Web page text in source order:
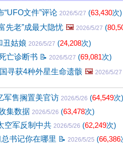
文件”评论 2026/5/27 (63,430次)
先老”成最大隐忧 🖼️ 2026/5/27 (
丑姑娘 2026/5/27 (24,208次)
亡诊断书 📝 2026/5/27 (69,081次)
寻获4种外星生命遗骸 🖼️ 2026/5/27
军售搁置美官访 2026/5/26 (64,549次)
集数据 2026/5/26 (63,478次)
空军反制中共 2026/5/26 (62,249次)
书记你在哪里 📝 2026/5/25 (66,386